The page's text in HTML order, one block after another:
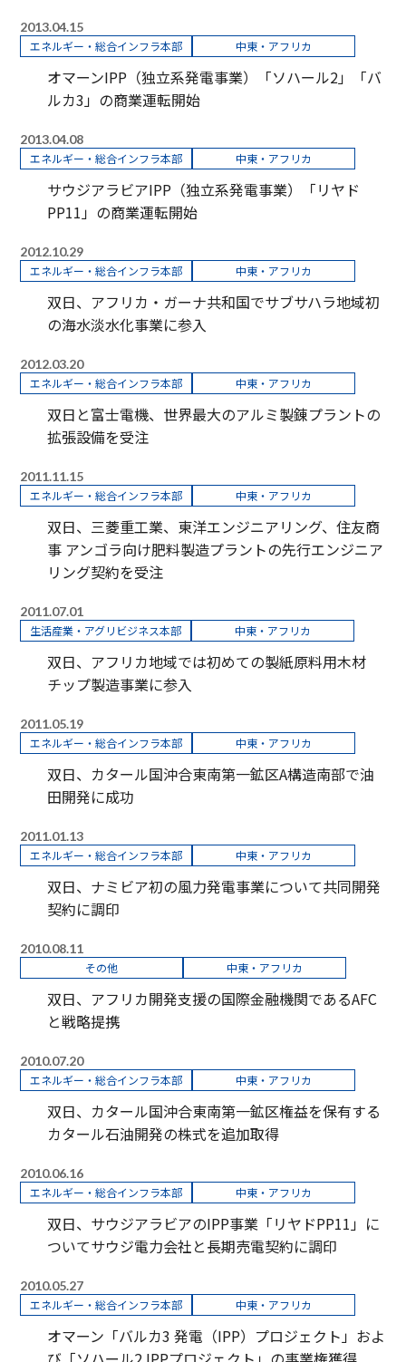
2013.04.15
エネルギー・総合インフラ本部
中東・アフリカ
オマーンIPP（独立系発電事業）「ソハール2」「バ
ルカ3」の商業運転開始
2013.04.08
エネルギー・総合インフラ本部
中東・アフリカ
サウジアラビアIPP（独立系発電事業）「リヤド
PP11」の商業運転開始
2012.10.29
エネルギー・総合インフラ本部
中東・アフリカ
双日、アフリカ・ガーナ共和国でサブサハラ地域初
の海水淡水化事業に参入
2012.03.20
エネルギー・総合インフラ本部
中東・アフリカ
双日と富士電機、世界最大のアルミ製錬プラントの
拡張設備を受注
2011.11.15
エネルギー・総合インフラ本部
中東・アフリカ
双日、三菱重工業、東洋エンジニアリング、住友商
事 アンゴラ向け肥料製造プラントの先行エンジニア
リング契約を受注
2011.07.01
生活産業・アグリビジネス本部
中東・アフリカ
双日、アフリカ地域では初めての製紙原料用木材
チップ製造事業に参入
2011.05.19
エネルギー・総合インフラ本部
中東・アフリカ
双日、カタール国沖合東南第一鉱区A構造南部で油
田開発に成功
2011.01.13
エネルギー・総合インフラ本部
中東・アフリカ
双日、ナミビア初の風力発電事業について共同開発
契約に調印
2010.08.11
その他
中東・アフリカ
双日、アフリカ開発支援の国際金融機関であるAFC
と戦略提携
2010.07.20
エネルギー・総合インフラ本部
中東・アフリカ
双日、カタール国沖合東南第一鉱区権益を保有する
カタール石油開発の株式を追加取得
2010.06.16
エネルギー・総合インフラ本部
中東・アフリカ
双日、サウジアラビアのIPP事業「リヤドPP11」に
ついてサウジ電力会社と長期売電契約に調印
2010.05.27
エネルギー・総合インフラ本部
中東・アフリカ
オマーン「バルカ3 発電（IPP）プロジェクト」およ